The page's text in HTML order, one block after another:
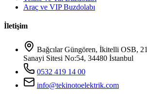
Araç ve VIP Buzdolabı
İletişim
Bağcılar Güngören, İkitelli OSB,
Sanayi Sitesi No:54, 34480 İstanbul
0532 419 14 00
info@tekinotoelektrik.com